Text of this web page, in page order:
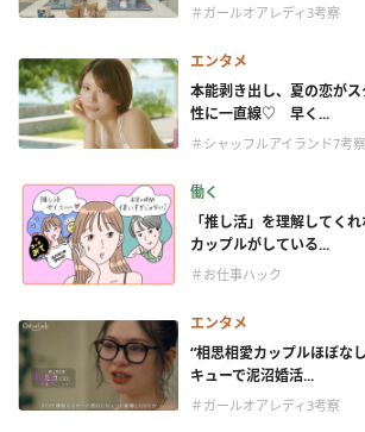
＃ガールオアレディ3考察
エンタメ
本能剥き出し、夏の恋が
性に一直線♡ 早く...
＃シャッフルアイランド7考察
働く
「推し活」を理解してく
カップルがしている...
＃お仕事ハック
エンタメ
“相思相愛カップルほぼな
キューで泥沼婚活...
＃ガールオアレディ3考察